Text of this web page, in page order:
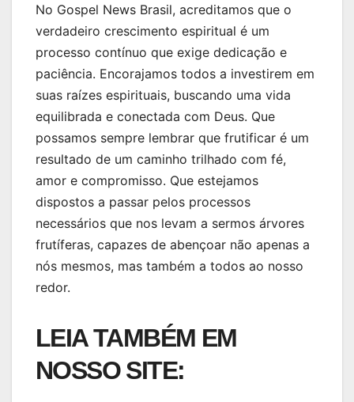
No Gospel News Brasil, acreditamos que o
verdadeiro crescimento espiritual é um
processo contínuo que exige dedicação e
paciência. Encorajamos todos a investirem em
suas raízes espirituais, buscando uma vida
equilibrada e conectada com Deus. Que
possamos sempre lembrar que frutificar é um
resultado de um caminho trilhado com fé,
amor e compromisso. Que estejamos
dispostos a passar pelos processos
necessários que nos levam a sermos árvores
frutíferas, capazes de abençoar não apenas a
nós mesmos, mas também a todos ao nosso
redor.
LEIA TAMBÉM EM
NOSSO SITE: